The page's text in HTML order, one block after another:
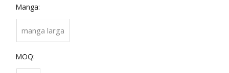
Manga:
manga larga
MOQ: